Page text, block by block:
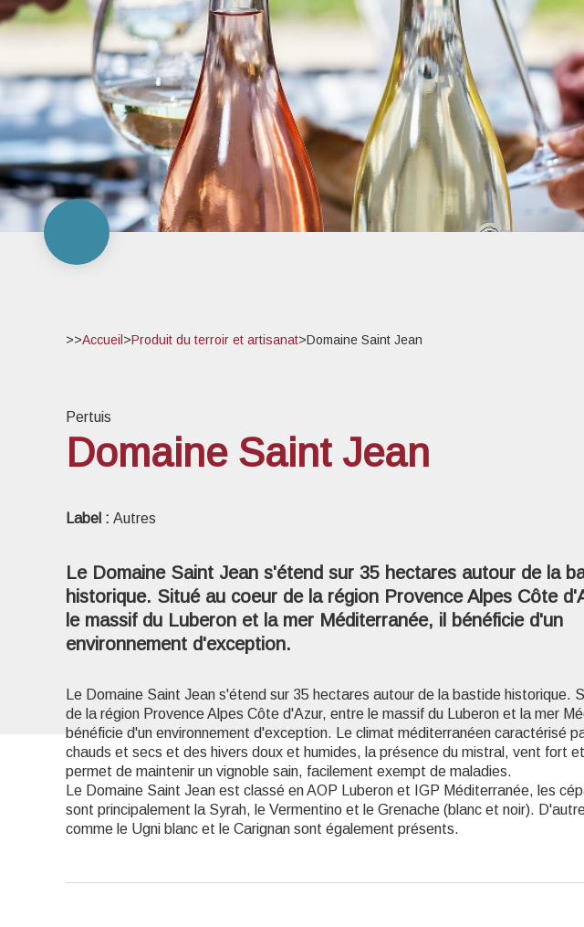
>>Accueil >Produit du terroir et artisanat>Domaine Saint Jean
Pertuis
Domaine Saint Jean
Label : Autres
Le Domaine Saint Jean s'étend sur 35 hectares autour de la
historique. Situé au coeur de la région Provence Alpes Côte
le massif du Luberon et la mer Méditerranée, il bénéficie d'un
environnement d'exception.
Le Domaine Saint Jean s'étend sur 35 hectares autour de la bastide historique.
de la région Provence Alpes Côte d'Azur, entre le massif du Luberon et la mer
bénéficie d'un environnement d'exception. Le climat méditerranéen caractérisé
chauds et secs et des hivers doux et humides, la présence du mistral, vent fort
permet de maintenir un vignoble sain, facilement exempt de maladies.
Le Domaine Saint Jean est classé en AOP Luberon et IGP Méditerranée, les
sont principalement la Syrah, le Vermentino et le Grenache (blanc et noir).
comme le Ugni blanc et le Carignan sont également présents.